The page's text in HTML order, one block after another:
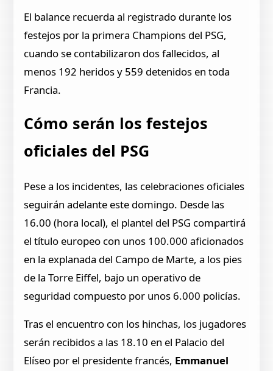
El balance recuerda al registrado durante los
festejos por la primera Champions del PSG,
cuando se contabilizaron dos fallecidos, al
menos 192 heridos y 559 detenidos en toda
Francia.
Cómo serán los festejos
oficiales del PSG
Pese a los incidentes, las celebraciones oficiales
seguirán adelante este domingo. Desde las
16.00 (hora local), el plantel del PSG compartirá
el título europeo con unos 100.000 aficionados
en la explanada del Campo de Marte, a los pies
de la Torre Eiffel, bajo un operativo de
seguridad compuesto por unos 6.000 policías.
Tras el encuentro con los hinchas, los jugadores
serán recibidos a las 18.10 en el Palacio del
Elíseo por el presidente francés, Emmanuel